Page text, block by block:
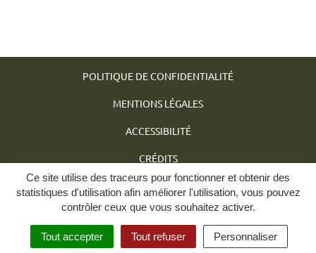
Ce site utilise des traceurs pour fonctionner et obtenir des
statistiques d'utilisation afin améliorer l'utilisation, vous pouvez
contrôler ceux que vous souhaitez activer.
Tout accepter Tout refuser Personnaliser
POLITIQUE DE CONFIDENTIALITÉ
MENTIONS LÉGALES
ACCESSIBILITÉ
CRÉDITS
PLAN DU SITE
GÉRER MES COOKIES